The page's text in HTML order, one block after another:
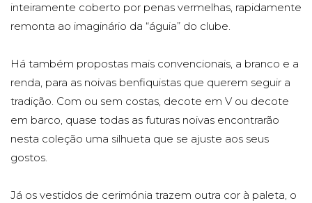
inteiramente coberto por penas vermelhas, rapidamente
remonta ao imaginário da “águia” do clube.
Há também propostas mais convencionais, a branco e a
renda, para as noivas benfiquistas que querem seguir a
tradição. Com ou sem costas, decote em V ou decote
em barco, quase todas as futuras noivas encontrarão
nesta coleção uma silhueta que se ajuste aos seus
gostos.
Já os vestidos de cerimónia trazem outra cor à paleta, o